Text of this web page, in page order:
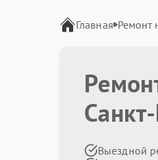
Главная Ремонт
Выездной